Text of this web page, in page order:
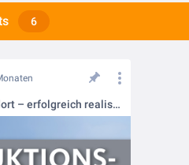
6
Neuer Firmenstandort – erfolgreich realisiert mit HALTEC 📍🏗️